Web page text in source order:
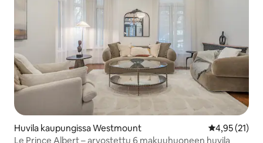
Huvila kaupungissa Westmount
4,95 (21)
Le Prince Albert – arvostettu 6 makuuhuoneen huvila